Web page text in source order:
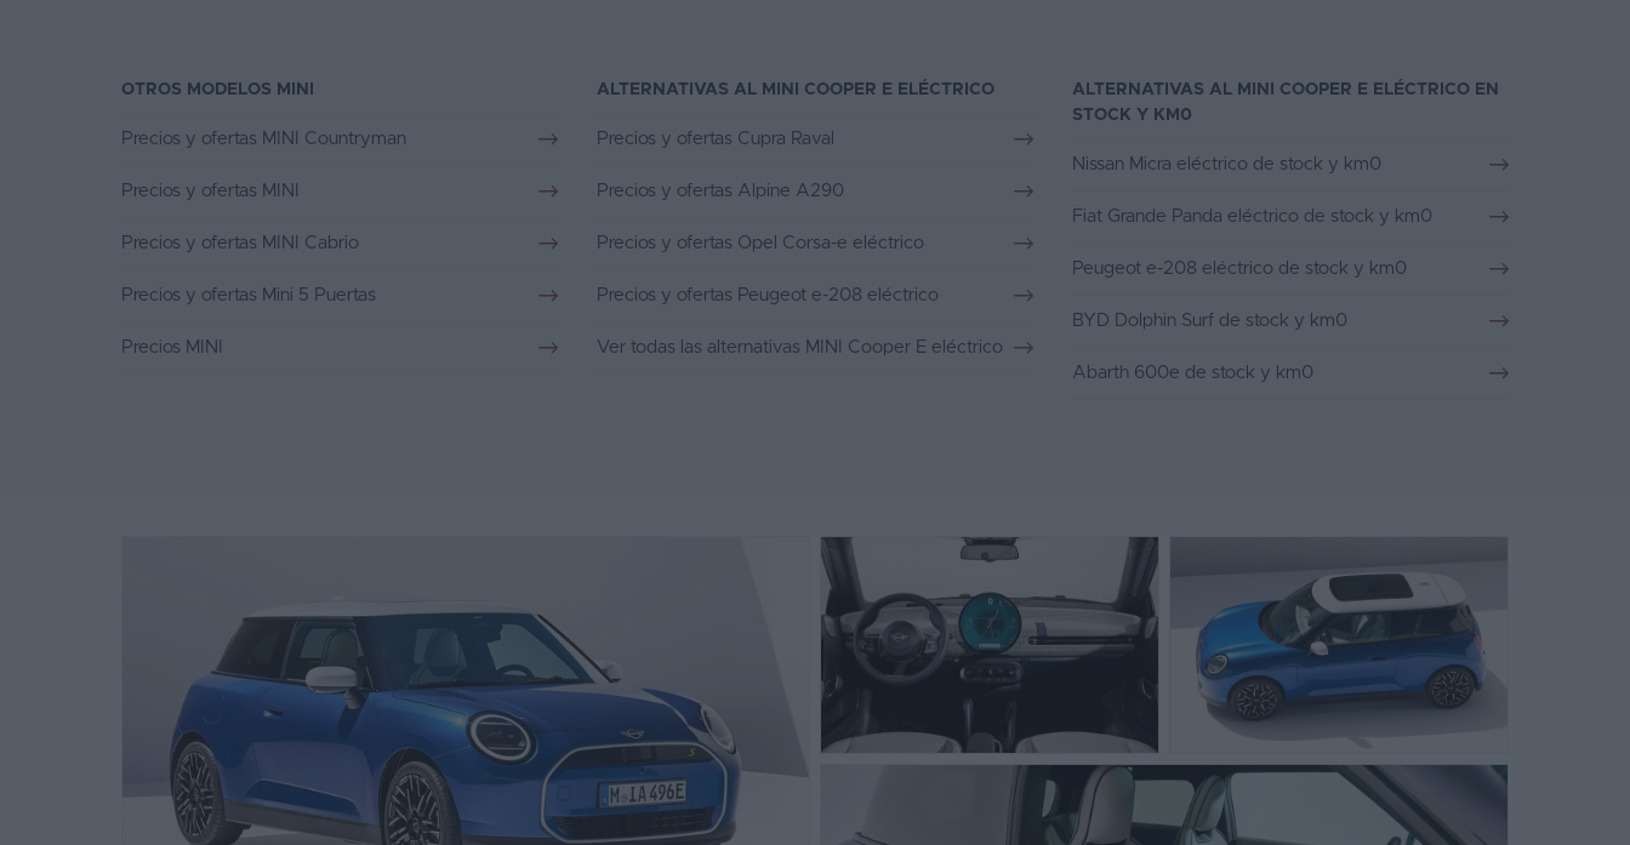
OTROS MODELOS MINI
Precios y ofertas MINI Countryman
Precios y ofertas MINI
Precios y ofertas MINI Cabrio
Precios y ofertas Mini 5 Puertas
Precios MINI
ALTERNATIVAS AL MINI COOPER E ELÉCTRICO
Precios y ofertas Cupra Raval
Precios y ofertas Alpine A290
Precios y ofertas Opel Corsa-e eléctrico
Precios y ofertas Peugeot e-208 eléctrico
Ver todas las alternativas MINI Cooper E eléctrico
ALTERNATIVAS AL MINI COOPER E ELÉCTRICO EN
STOCK Y KM0
Nissan Micra eléctrico de stock y km0
Fiat Grande Panda eléctrico de stock y km0
Peugeot e-208 eléctrico de stock y km0
BYD Dolphin Surf de stock y km0
Abarth 600e de stock y km0